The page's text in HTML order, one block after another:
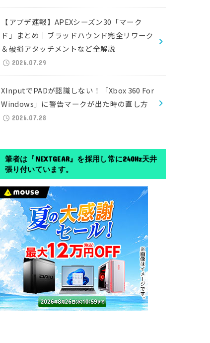
【アプデ速報】APEXシーズン30「マーク
ド」まとめ｜ブラッドハウンド完全リワーク
＆破損アタッチメントなど全解説
2026.07.29
XInputでPADが認識しない！「Xbox 360 For
Windows」に警告マークが出た時の直し方
2026.07.28
筆者は『NEXTGEAR』を採用し常に240Hz天井
張り付いています。